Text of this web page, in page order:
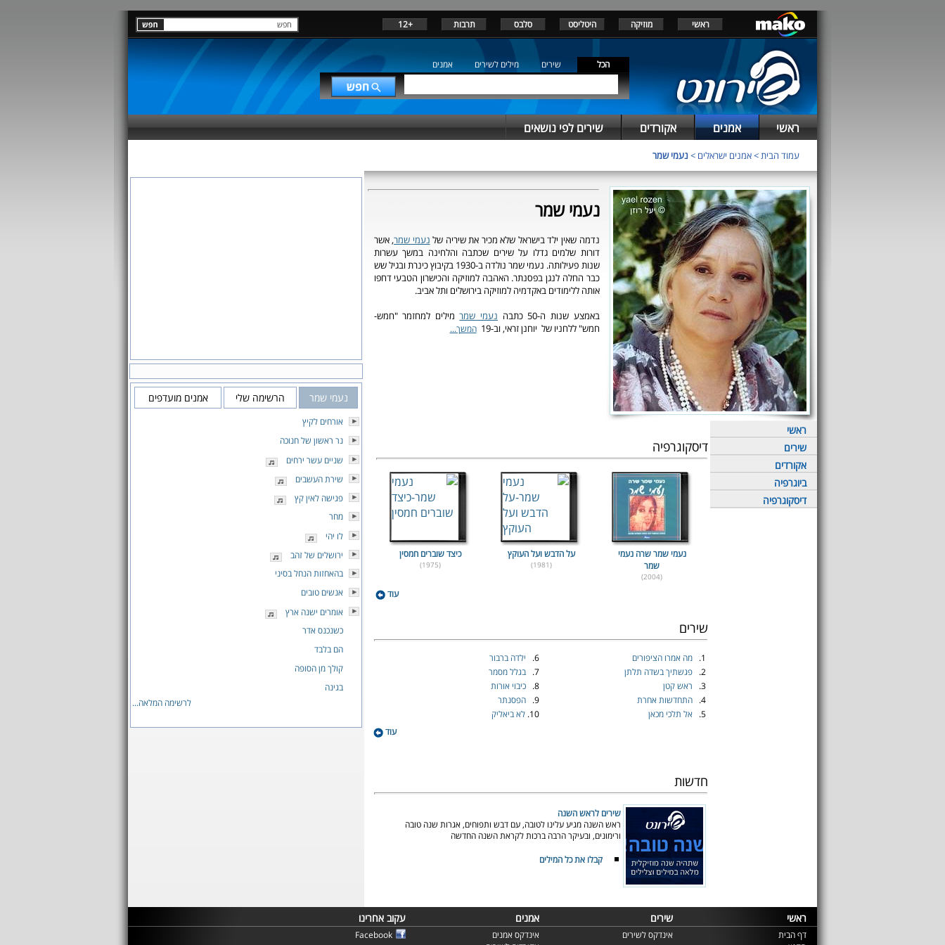
ראשי מוזיקה היטליסט סלבס תרבות +12
הכל שירים מילים לשירים אמנים
ראשי אמנים אקורדים שירים לפי נושאים
עמוד הבית>אמנים ישראלים >נעמי שמר
נעמי שמר
נדמה שאין ילד בישראל שלא מכיר את שיריה של נעמי שמר, אשר
דורות שלמים גדלו על שירים שכתבה והלחינה במשך עשרות
שנות פעילותה. נעמי שמר נולדה ב-1930 בקיבוץ כינרת ובגיל שש
כבר החלה לנגן בפסנתר. האהבה למוזיקה והכישרון הטבעי דחפו
אותה ללימודים באקדמיה למוזיקה בירושלים ותל אביב.
באמצע שנות ה-50 כתבה
נעמי שמרמילים למחזמר "חמש-
חמש" ללחניו של יוחנן זראי, וב-19
המשך...
ראשי
שירים
אקורדים
ביוגרפיה
דיסקוגרפיה
דיסקוגרפיה
נעמי שמר שרה נעמי
שמר
(2004)
על הדבש ועל העוקץ
(1981)
כיצד שוברים חמסין
(1975)
עוד
שירים
1.
מה אמרו הציפורים
2.
פגשתיך בשדה תלתן
3.
ראש קטן
4.
התחדשות אחרת
5.
אל תלכי מכאן
6.
ילדה ברבור
7.
בגלל מסמר
8.
כיבוי אורות
9.
הפסנתר
10. לא ביאליק
עוד
חדשות
שירים לראש השנה
ראש השנה מגיע עלינו לטובה, עם דבש ותפוחים, אגרות שנה טובה
ורימונים, ובעיקר הרבה ברכות לקראת השנה החדשה
קבלו את כל המילים
נעמי שמר הרשימה שלי אמנים מועדפים
אורחים לקיץ
נר ראשון של חנוכה
שניים עשר ירחים
שירת העשבים
פגישה לאין קץ
מחר
לו יהי
ירושלים של זהב
בהאחזות הנחל בסיני
אנשים טובים
אומרים ישנה ארץ
כשנכנס אדר
הם בלבד
קולך מן הסופה
בגינה
לרשימה המלאה...
ראשי שירים אמנים עקוב אחרינו
דף הבית
אינדקס לשירים
אינדקס אמנים
Facebook